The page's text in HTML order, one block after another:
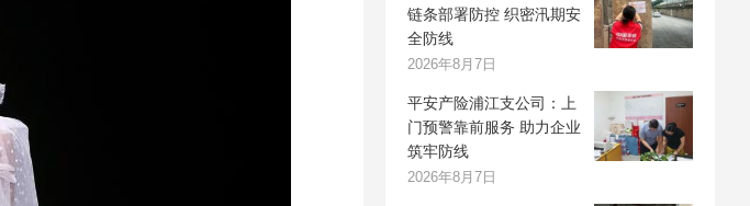
链条部署防控 织密汛期安
全防线
2026年8月7日
平安产险浦江支公司：上
门预警靠前服务 助力企业
筑牢防线
2026年8月7日